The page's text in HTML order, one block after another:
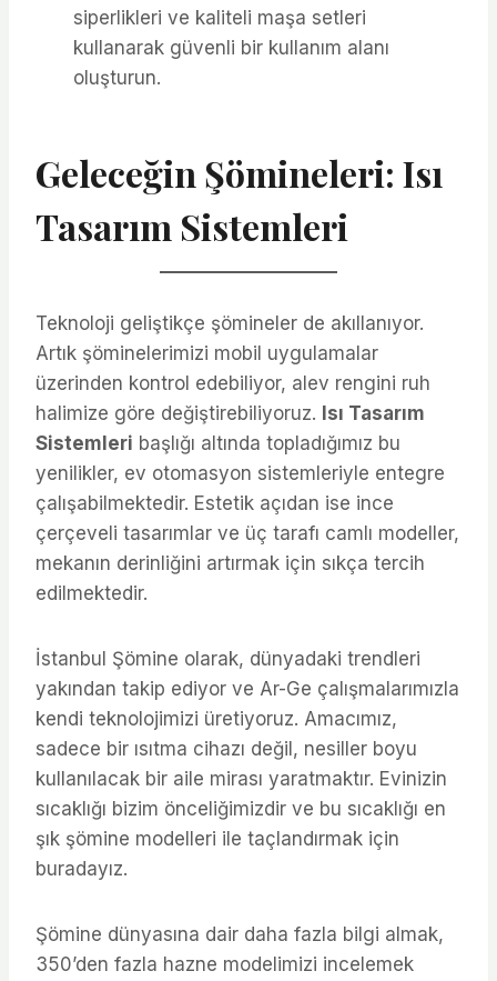
siperlikleri ve kaliteli maşa setleri
kullanarak güvenli bir kullanım alanı
oluşturun.
Geleceğin Şömineleri: Isı
Tasarım Sistemleri
Teknoloji geliştikçe şömineler de akıllanıyor.
Artık şöminelerimizi mobil uygulamalar
üzerinden kontrol edebiliyor, alev rengini ruh
halimize göre değiştirebiliyoruz. Isı Tasarım
Sistemleri başlığı altında topladığımız bu
yenilikler, ev otomasyon sistemleriyle entegre
çalışabilmektedir. Estetik açıdan ise ince
çerçeveli tasarımlar ve üç tarafı camlı modeller,
mekanın derinliğini artırmak için sıkça tercih
edilmektedir.
İstanbul Şömine olarak, dünyadaki trendleri
yakından takip ediyor ve Ar-Ge çalışmalarımızla
kendi teknolojimizi üretiyoruz. Amacımız,
sadece bir ısıtma cihazı değil, nesiller boyu
kullanılacak bir aile mirası yaratmaktır. Evinizin
sıcaklığı bizim önceliğimizdir ve bu sıcaklığı en
şık şömine modelleri ile taçlandırmak için
buradayız.
Şömine dünyasına dair daha fazla bilgi almak,
350’den fazla hazne modelimizi incelemek